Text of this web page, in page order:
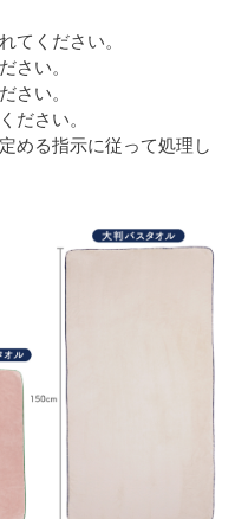
てください。
さい。
さい。
ださい。
める指示に従って処理し